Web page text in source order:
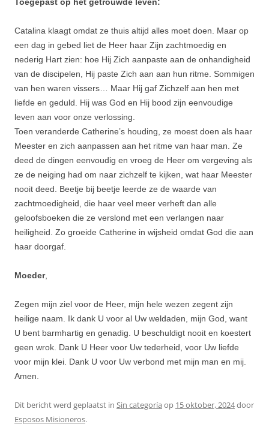
Catalina klaagt omdat ze thuis altijd alles moet doen. Maar op
een dag in gebed liet de Heer haar Zijn zachtmoedig en
nederig Hart zien: hoe Hij Zich aanpaste aan de onhandigheid
van de discipelen, Hij paste Zich aan aan hun ritme. Sommigen
van hen waren vissers… Maar Hij gaf Zichzelf aan hen met
liefde en geduld. Hij was God en Hij bood zijn eenvoudige
leven aan voor onze verlossing.
Toen veranderde Catherine’s houding, ze moest doen als haar
Meester en zich aanpassen aan het ritme van haar man. Ze
deed de dingen eenvoudig en vroeg de Heer om vergeving als
ze de neiging had om naar zichzelf te kijken, wat haar Meester
nooit deed. Beetje bij beetje leerde ze de waarde van
zachtmoedigheid, die haar veel meer verheft dan alle
geloofsboeken die ze verslond met een verlangen naar
heiligheid. Zo groeide Catherine in wijsheid omdat God die aan
haar doorgaf.
Moeder,
Zegen mijn ziel voor de Heer, mijn hele wezen zegent zijn
heilige naam. Ik dank U voor al Uw weldaden, mijn God, want
U bent barmhartig en genadig. U beschuldigt nooit en koestert
geen wrok. Dank U Heer voor Uw tederheid, voor Uw liefde
voor mijn klei. Dank U voor Uw verbond met mijn man en mij.
Amen.
Dit bericht werd geplaatst in Sin categoría op 15 oktober, 2024door
Esposos Misioneros.